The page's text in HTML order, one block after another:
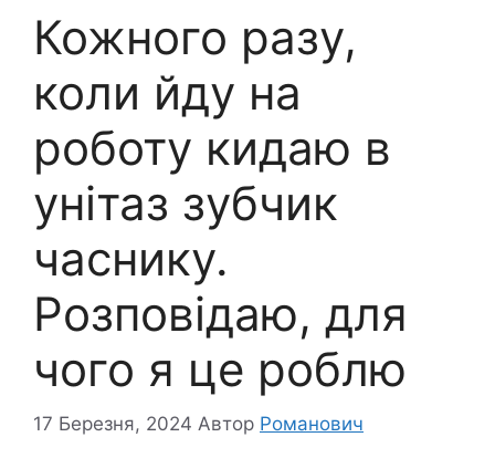
Кожного разу,
коли йду на
роботу кидаю в
унітаз зубчик
часнику.
Розповідаю, для
чого я це роблю
17 Березня, 2024 Автор Романович